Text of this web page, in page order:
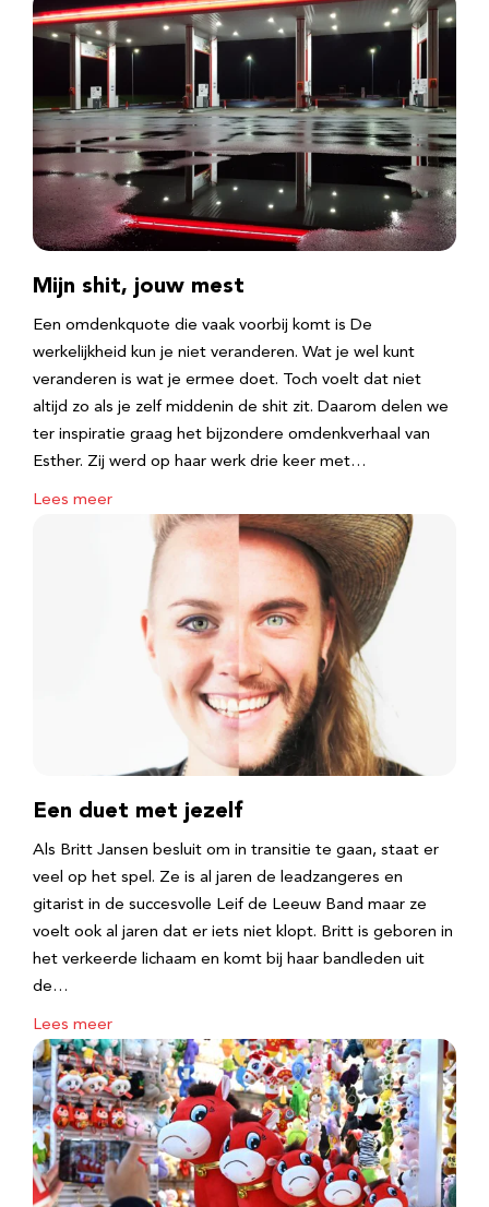
Mijn shit, jouw mest
Een omdenkquote die vaak voorbij komt is De
werkelijkheid kun je niet veranderen. Wat je wel kunt
veranderen is wat je ermee doet. Toch voelt dat niet
altijd zo als je zelf middenin de shit zit. Daarom delen we
ter inspiratie graag het bijzondere omdenkverhaal van
Esther. Zij werd op haar werk drie keer met…
Lees meer
Een duet met jezelf
Als Britt Jansen besluit om in transitie te gaan, staat er
veel op het spel. Ze is al jaren de leadzangeres en
gitarist in de succesvolle Leif de Leeuw Band maar ze
voelt ook al jaren dat er iets niet klopt. Britt is geboren in
het verkeerde lichaam en komt bij haar bandleden uit
de…
Lees meer